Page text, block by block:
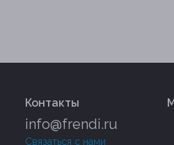
Контакты
info@frendi.ru
Связаться с нами